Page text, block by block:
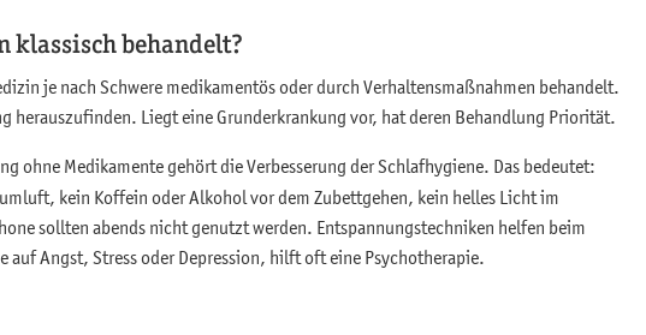
klassisch behandelt?
je nach Schwere medikamentös oder durch Verhaltensmaßnahmen behandelt.
herauszufinden. Liegt eine Grunderkrankung vor, hat deren Behandlung Priorität.
ohne Medikamente gehört die Verbesserung der Schlafhygiene. Das bedeutet:
kein Koffein oder Alkohol vor dem Zubettgehen, kein helles Licht im
sollten abends nicht genutzt werden. Entspannungstechniken helfen beim
auf Angst, Stress oder Depression, hilft oft eine Psychotherapie.